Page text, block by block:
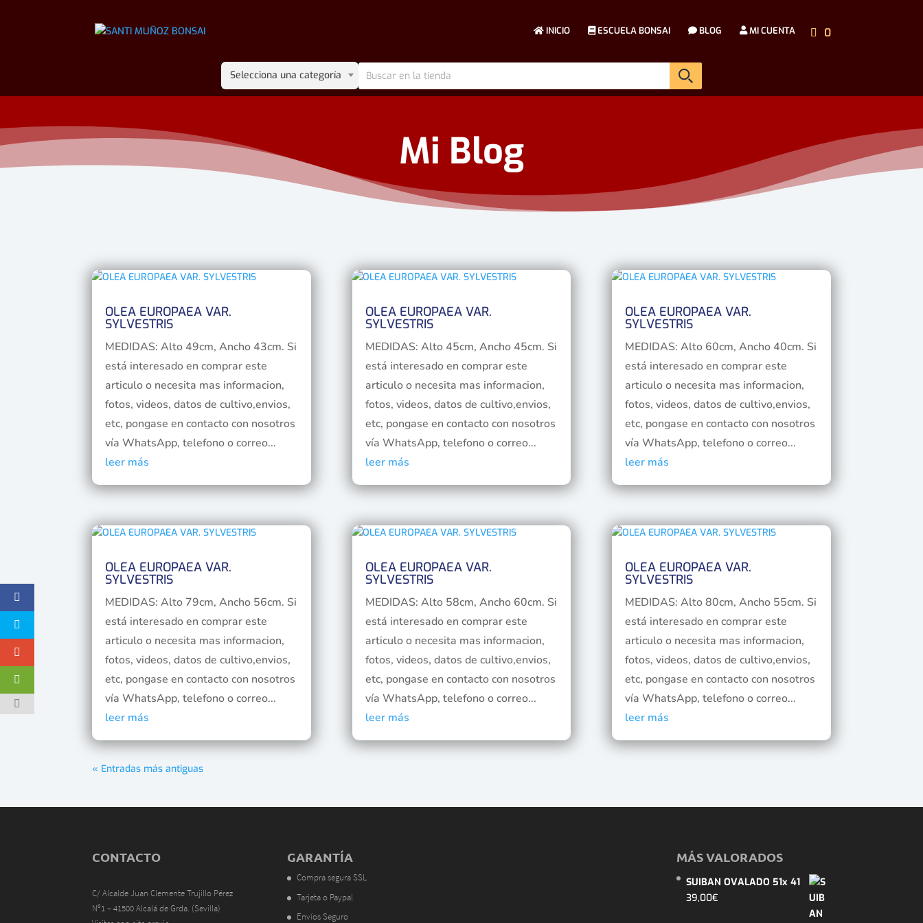
INICIO ESCUELA BONSAI BLOG MI CUENTA 0
Selecciona una categoría
Mi Blog
OLEA EUROPAEA VAR.
SYLVESTRIS
MEDIDAS: Alto 49cm, Ancho 43cm. Si
está interesado en comprar este
articulo o necesita mas informacion,
fotos, videos, datos de cultivo,envios,
etc, pongase en contacto con nosotros
vía WhatsApp, telefono o correo...
leer más
OLEA EUROPAEA VAR.
SYLVESTRIS
MEDIDAS: Alto 79cm, Ancho 56cm. Si
está interesado en comprar este
articulo o necesita mas informacion,
fotos, videos, datos de cultivo,envios,
etc, pongase en contacto con nosotros
vía WhatsApp, telefono o correo...
leer más
OLEA EUROPAEA VAR.
SYLVESTRIS
MEDIDAS: Alto 45cm, Ancho 45cm. Si
está interesado en comprar este
articulo o necesita mas informacion,
fotos, videos, datos de cultivo,envios,
etc, pongase en contacto con nosotros
vía WhatsApp, telefono o correo...
leer más
OLEA EUROPAEA VAR.
SYLVESTRIS
MEDIDAS: Alto 58cm, Ancho 60cm. Si
está interesado en comprar este
articulo o necesita mas informacion,
fotos, videos, datos de cultivo,envios,
etc, pongase en contacto con nosotros
vía WhatsApp, telefono o correo...
leer más
OLEA EUROPAEA VAR.
SYLVESTRIS
MEDIDAS: Alto 60cm, Ancho 40cm. Si
está interesado en comprar este
articulo o necesita mas informacion,
fotos, videos, datos de cultivo,envios,
etc, pongase en contacto con nosotros
vía WhatsApp, telefono o correo...
leer más
OLEA EUROPAEA VAR.
SYLVESTRIS
MEDIDAS: Alto 80cm, Ancho 55cm. Si
está interesado en comprar este
articulo o necesita mas informacion,
fotos, videos, datos de cultivo,envios,
etc, pongase en contacto con nosotros
vía WhatsApp, telefono o correo...
leer más
« Entradas más antiguas
CONTACTO
C/ Alcalde Juan Clemente Trujillo Pérez
Nº1 – 41500 Alcalá de Grda. (Sevilla)
GARANTÍA
Compra segura SSL
Tarjeta o Paypal
Envíos Seguro
MÁS VALORADOS
SUIBAN OVALADO 51x 41
39,00€